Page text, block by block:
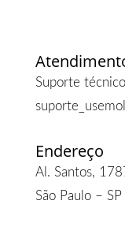
Suporte
Endereço
Al. Santos,
São Paulo – SP